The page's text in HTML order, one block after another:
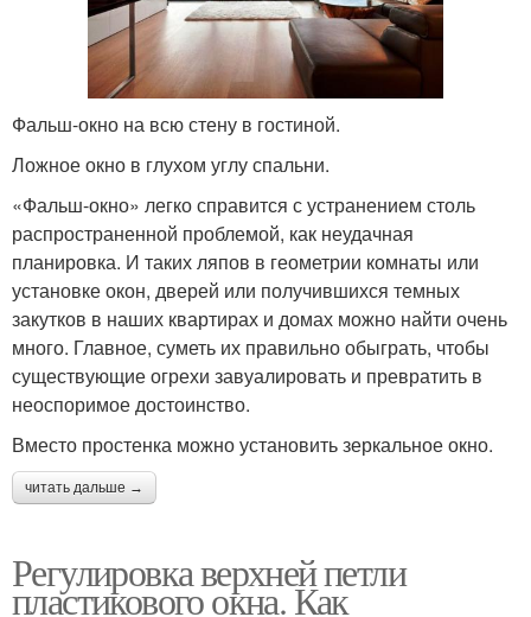
Фальш-окно на всю стену в гостиной.
Ложное окно в глухом углу спальни.
«Фальш-окно» легко справится с устранением столь
распространенной проблемой, как неудачная
планировка. И таких ляпов в геометрии комнаты или
установке окон, дверей или получившихся темных
закутков в наших квартирах и домах можно найти очень
много. Главное, суметь их правильно обыграть, чтобы
существующие огрехи завуалировать и превратить в
неоспоримое достоинство.
Вместо простенка можно установить зеркальное окно.
читать дальше →
Регулировка верхней петли
пластикового окна. Как